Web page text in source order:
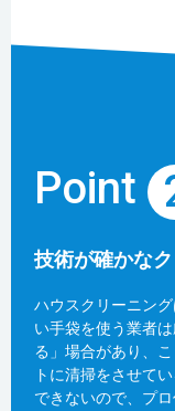
Point
技術が確かな
ハウスクリーニン
い手袋を使う業者
る」場合があり、
トに清掃をさせて
できないので、プ